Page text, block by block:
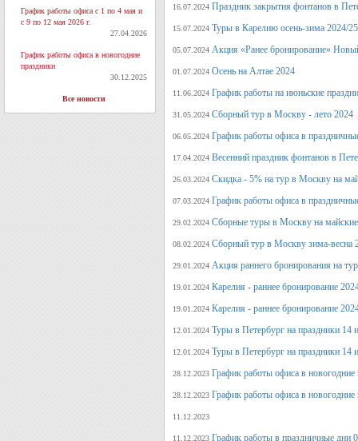
График работы офиса с 1 по 4 мая и
с 9 по 12 мая 2026 г.
27.04.2026
График работы офиса в новогодние
праздники
30.12.2025
Все новости
16.07.2024 Праздник закрытия фонтанов в
15.07.2024 Туры в Карелию осень-зима 2024/25
05.07.2024 Акция «Ранее бронирование»
01.07.2024 Осень на Алтае 2024
11.06.2024 График работы на июньские
31.05.2024 Сборный тур в Москву - лето 2024
06.05.2024 График работы офиса в
17.04.2024 Весенний праздник фонтанов в
26.03.2024 Скидка - 5% на тур в Москву на
07.03.2024 График работы офиса в
29.02.2024 Сборные туры в Москву на
08.02.2024 Сборный тур в Москву зима-весна
29.01.2024 Акция раннего бронирования на
19.01.2024 Карелия - раннее бронирование
19.01.2024 Карелия - раннее бронирование
12.01.2024 Туры в Петербург на праздники 14
12.01.2024 Туры в Петербург на праздники 14
28.12.2023 График работы офиса в новогодние
28.12.2023 График работы офиса в новогодние
11.12.2023
11.12.2023 График работы в праздничные дни